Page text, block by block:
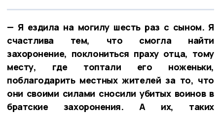
— Я ездила на могилу шесть раз с сыном. Я
счастлива тем, что смогла найти
захоронение, поклониться праху отца, тому
месту, где топтали его ноженьки,
поблагодарить местных жителей за то, что
они своими силами сносили убитых воинов в
братские захоронения. А их, таких